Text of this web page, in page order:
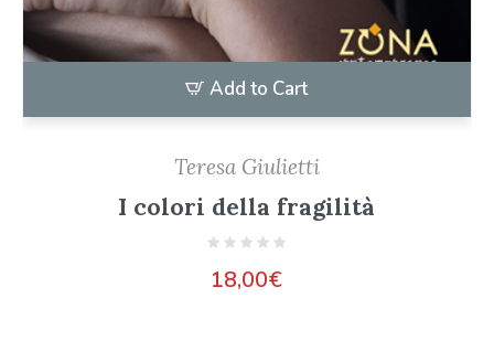
Add to Cart
Teresa Giulietti
I colori della fragilità
18,00€